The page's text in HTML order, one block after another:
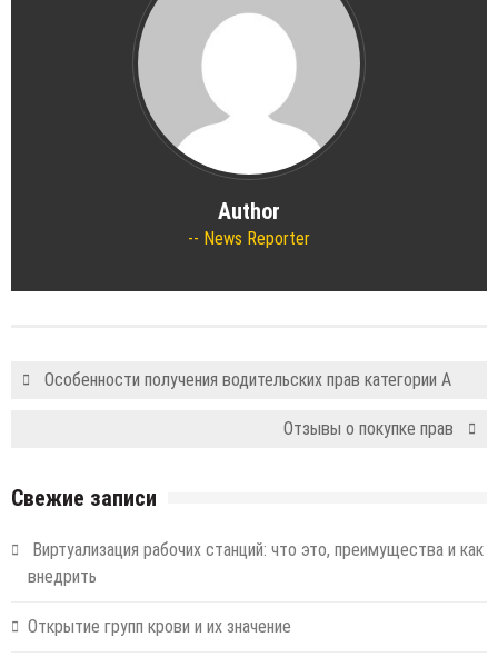
Author
News Reporter
Особенности получения водительских прав категории A
Отзывы о покупке прав
Свежие записи
Виртуализация рабочих станций: что это, преимущества и как
внедрить
Открытие групп крови и их значение